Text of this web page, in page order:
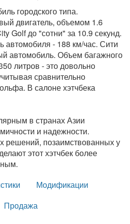
городского типа.
двигатель, объемом 1.6
Golf до "сотни" за 10.9 секунд.
автомобиля - 188 км/час. Сити
автомобиль. Объем багажного
литров - это довольно
сравнительно
В салоне хэтчбека
в странах Азии
и надежности.
решений, позаимствованных у
этот хэтчбек более
Модификации
Продажа